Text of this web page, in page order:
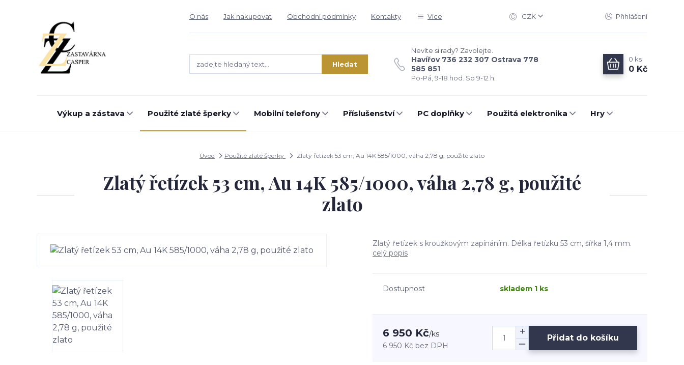
O nás Jak nakupovat Obchodní podmínky Kontakty Více CZK Přihlášení
Hledat
Nevíte si rady? Zavolejte.
Havířov 736 232 307 Ostrava 778
585 851
Po-Pá, 9-18 hod. So 9-12 h.
0 ks
0 Kč
Výkup a zástava Použité zlaté šperky Mobilní telefony Příslušenství PC doplňky Použitá elektronika Hry
Úvod Použité zlaté šperky Zlatý řetízek 53 cm, Au 14K 585/1000, váha 2,78 g, použité zlato
Zlatý řetízek 53 cm, Au 14K 585/1000, váha 2,78 g, použité
zlato
Zlatý řetízek s kroužkovým zapínáním. Délka řetízku 53 cm, šířka 1,4 mm.
celý popis
Dostupnost skladem 1 ks
6 950 Kč/ks
6 950 Kč bez DPH
Přidat do košíku